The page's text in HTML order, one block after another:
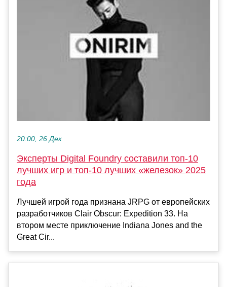
20:00, 26 Дек
Эксперты Digital Foundry составили топ-10
лучших игр и топ-10 лучших «железок» 2025
года
Лучшей игрой года признана JRPG от европейских
разработчиков Clair Obscur: Expedition 33. На
втором месте приключение Indiana Jones and the
Great Cir...